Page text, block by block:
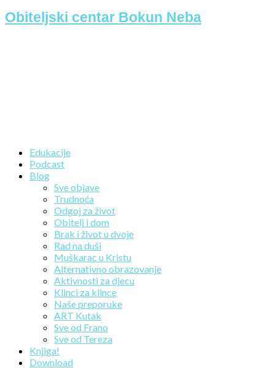
Obiteljski centar Bokun Neba
Edukacije
Podcast
Blog
Sve objave
Trudnoća
Odgoj za život
Obitelj i dom
Brak i život u dvoje
Rad na duši
Muškarac u Kristu
Alternativno obrazovanje
Aktivnosti za djecu
Klinci za klince
Naše preporuke
ART Kutak
Sve od Frano
Sve od Tereza
Knjiga!
Download